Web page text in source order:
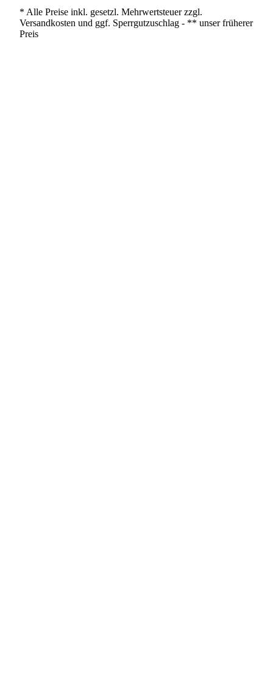
* Alle Preise inkl. gesetzl. Mehrwertsteuer zzgl.
Versandkosten und ggf. Sperrgutzuschlag - ** unser früherer
Preis